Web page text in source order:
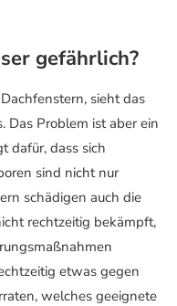
gefährlich?
sieht das
Das Problem ist aber ein
dafür, dass sich
sind nicht nur
schädigen auch die
rechtzeitig bekämpft,
etwas gegen
welches geeignete